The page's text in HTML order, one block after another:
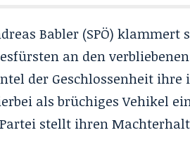
Babler (SPÖ)
an den
der Geschlossenheit
als brüchiges Vehikel
stellt ihren